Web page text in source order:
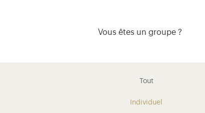
Vous êtes un groupe ?
Tout
Individuel